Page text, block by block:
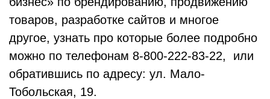
товаров, разработке сайтов и многое
другое, узнать про которые более подробно
можно по телефонам 8-800-222-83-22, или
обратившись по адресу: ул. Мало-
Тобольская, 19.